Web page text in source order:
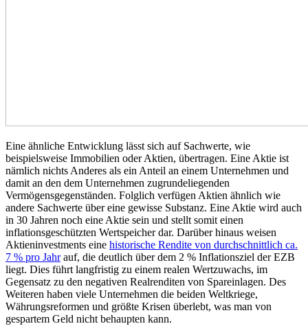
Eine ähnliche Entwicklung lässt sich auf Sachwerte, wie
beispielsweise Immobilien oder Aktien, übertragen. Eine Aktie ist
nämlich nichts Anderes als ein Anteil an einem Unternehmen und
damit an den dem Unternehmen zugrundeliegenden
Vermögensgegenständen. Folglich verfügen Aktien ähnlich wie
andere Sachwerte über eine gewisse Substanz. Eine Aktie wird auch
in 30 Jahren noch eine Aktie sein und stellt somit einen
inflationsgeschützten Wertspeicher dar. Darüber hinaus weisen
Aktieninvestments eine historische Rendite von durchschnittlich ca.
7 % pro Jahrauf, die deutlich über dem 2 % Inflationsziel der EZB
liegt. Dies führt langfristig zu einem realen Wertzuwachs, im
Gegensatz zu den negativen Realrenditen von Spareinlagen. Des
Weiteren haben viele Unternehmen die beiden Weltkriege,
Währungsreformen und größte Krisen überlebt, was man von
gespartem Geld nicht behaupten kann.